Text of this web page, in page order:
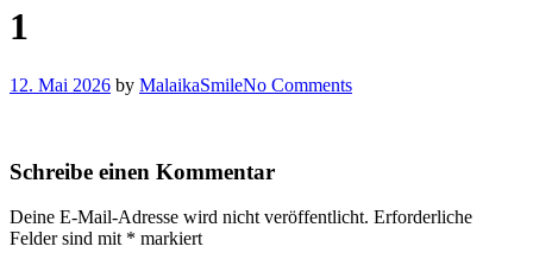
1
12. Mai 2026 by MalaikaSmileNo Comments
Schreibe einen Kommentar
Deine E-Mail-Adresse wird nicht veröffentlicht. Erforderliche
Felder sind mit * markiert